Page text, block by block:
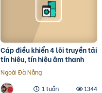
Cáp điều khiển 4 lõi truyền tải
tín hiệu, tín hiệu âm thanh
Ngoài Đà Nẵng
1 tuần
1344